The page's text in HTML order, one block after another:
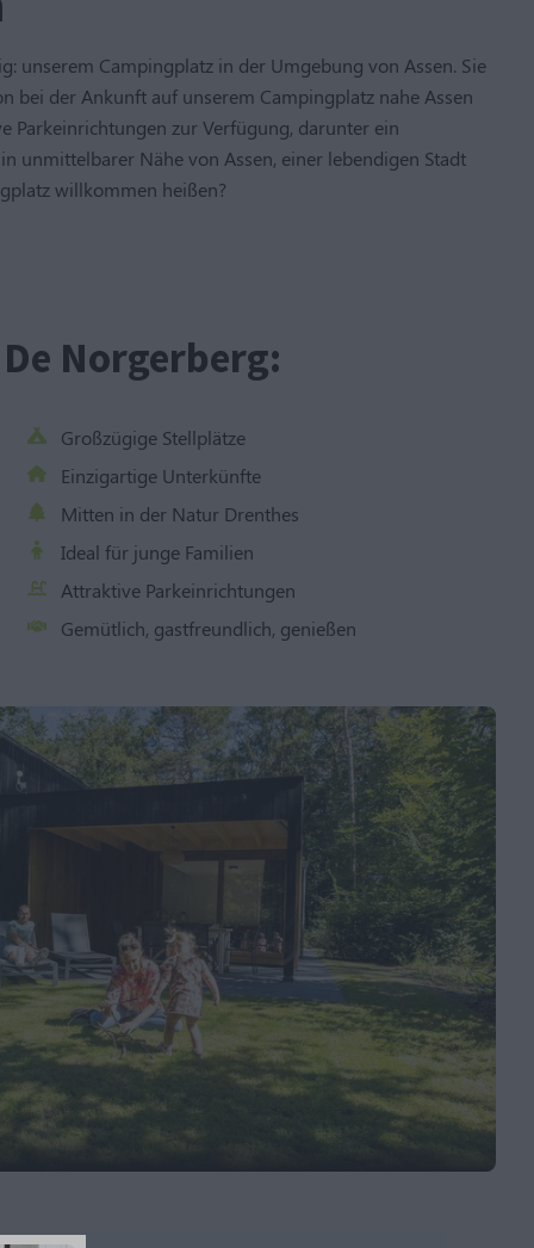
unserem Campingplatz in der Umgebung von Assen. Sie
bei der Ankunft auf unserem Campingplatz nahe Assen
Parkeinrichtungen zur Verfügung, darunter ein
unmittelbarer Nähe von Assen, einer lebendigen Stadt
willkommen heißen?
De Norgerberg:
Großzügige Stellplätze
Einzigartige Unterkünfte
Mitten in der Natur Drenthes
Ideal für junge Familien
Attraktive Parkeinrichtungen
Gemütlich, gastfreundlich, genießen